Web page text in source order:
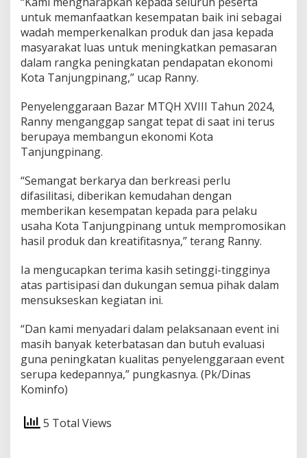
untuk memanfaatkan kesempatan baik ini sebagai
wadah memperkenalkan produk dan jasa kepada
masyarakat luas untuk meningkatkan pemasaran
dalam rangka peningkatan pendapatan ekonomi
Kota Tanjungpinang,” ucap Ranny.
Penyelenggaraan Bazar MTQH XVIII Tahun 2024,
Ranny menganggap sangat tepat di saat ini terus
berupaya membangun ekonomi Kota
Tanjungpinang.
“Semangat berkarya dan berkreasi perlu
difasilitasi, diberikan kemudahan dengan
memberikan kesempatan kepada para pelaku
usaha Kota Tanjungpinang untuk mempromosikan
hasil produk dan kreatifitasnya,” terang Ranny.
Ia mengucapkan terima kasih setinggi-tingginya
atas partisipasi dan dukungan semua pihak dalam
mensukseskan kegiatan ini.
“Dan kami menyadari dalam pelaksanaan event ini
masih banyak keterbatasan dan butuh evaluasi
guna peningkatan kualitas penyelenggaraan event
serupa kedepannya,” pungkasnya. (Pk/Dinas
Kominfo)
5 Total Views